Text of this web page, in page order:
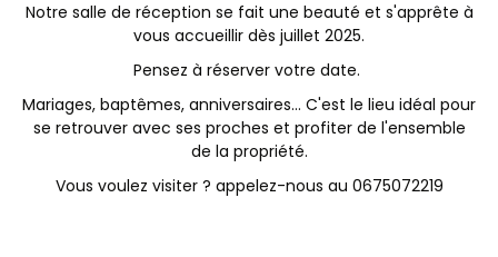
Notre salle de réception se fait une beauté et s'apprête à
vous accueillir dès juillet 2025.
Pensez à réserver votre date.
Mariages, baptêmes, anniversaires... C'est le lieu idéal pour
se retrouver avec ses proches et profiter de l'ensemble
de la propriété.
Vous voulez visiter ? appelez-nous au 0675072219